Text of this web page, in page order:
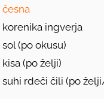
česna
korenika ingverja
sol (po okusu)
kisa (po želji)
suhi rdeči čili (po